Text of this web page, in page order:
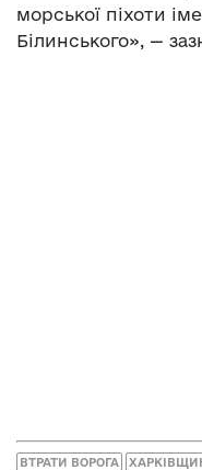
морської піхоти
Білинського», —
ВТРАТИ ВОРОГА